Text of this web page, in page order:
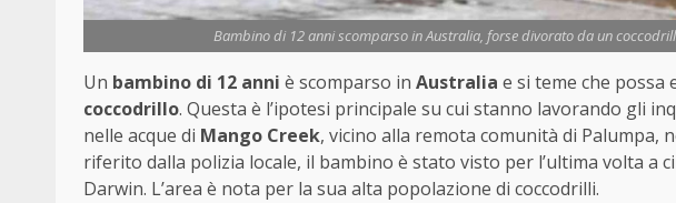
Bambino di 12 anni scomparso in Australia, forse divorato da un
Un bambino di 12 anni è scomparso in Australia e si teme che possa
coccodrillo. Questa è l’ipotesi principale su cui stanno lavorando gli
nelle acque di Mango Creek, vicino alla remota comunità di Palumpa,
riferito dalla polizia locale, il bambino è stato visto per l’ultima volta a
Darwin. L’area è nota per la sua alta popolazione di coccodrilli.